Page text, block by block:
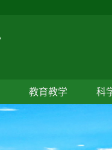
教育教学 科